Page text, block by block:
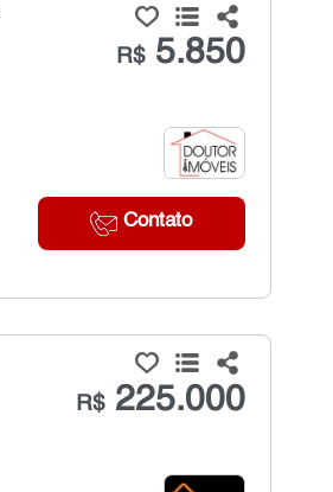
R$5.850
Contato
R$225.000